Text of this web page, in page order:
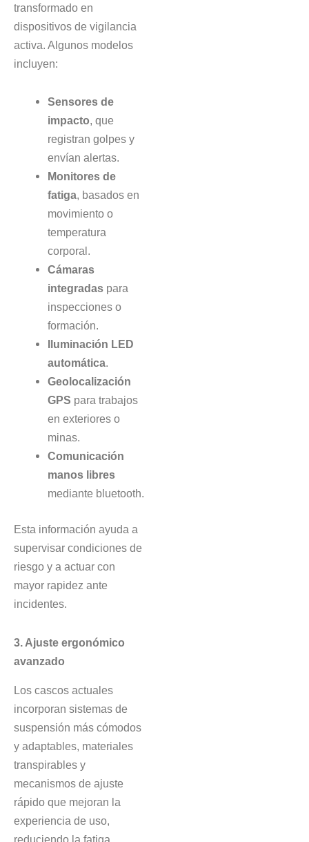
transformado en
dispositivos de vigilancia
activa. Algunos modelos
incluyen:
Sensores de
impacto, que
registran golpes y
envían alertas.
Monitores de
fatiga, basados en
movimiento o
temperatura
corporal.
Cámaras
integradas para
inspecciones o
formación.
Iluminación LED
automática.
Geolocalización
GPS para trabajos
en exteriores o
minas.
Comunicación
manos libres
mediante bluetooth.
Esta información ayuda a
supervisar condiciones de
riesgo y a actuar con
mayor rapidez ante
incidentes.
3. Ajuste ergonómico
avanzado
Los cascos actuales
incorporan sistemas de
suspensión más cómodos
y adaptables, materiales
transpirables y
mecanismos de ajuste
rápido que mejoran la
experiencia de uso,
reduciendo la fatiga